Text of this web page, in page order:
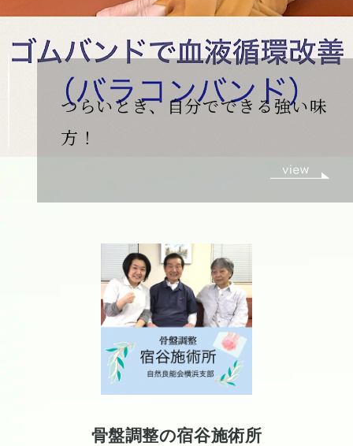
一生モノのセルフケアが学べま
す！オンラインセルフケア講座
骨盤調整の宿谷施術所